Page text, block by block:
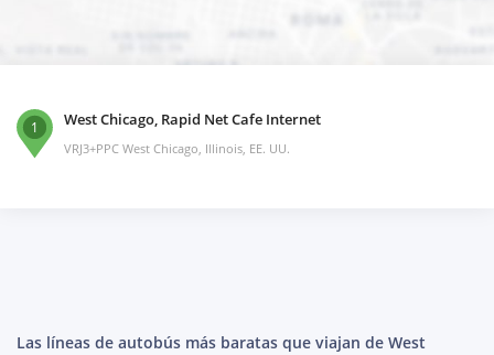
1 West Chicago, Rapid Net Cafe Internet
VRJ3+PPC West Chicago, Illinois, EE. UU.
Las líneas de autobús más baratas que viajan de West